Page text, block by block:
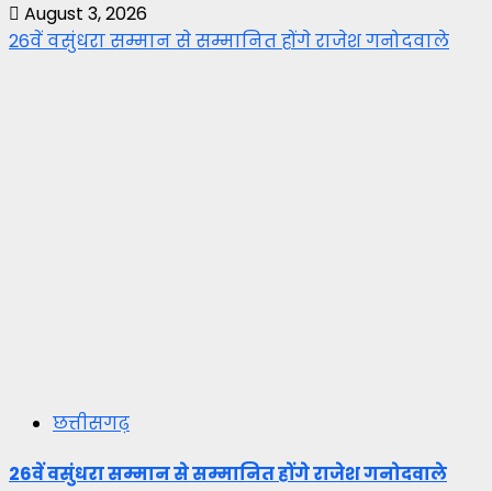
August 3, 2026
26वें वसुंधरा सम्मान से सम्मानित होंगे राजेश गनोदवाले
छत्तीसगढ़
26वें वसुंधरा सम्मान से सम्मानित होंगे राजेश गनोदवाले